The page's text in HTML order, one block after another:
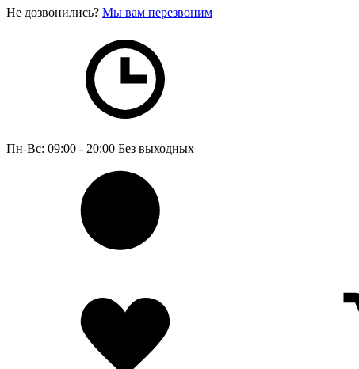
Не дозвонились? Мы вам перезвоним
Пн-Вс: 09:00 - 20:00 Без выходных